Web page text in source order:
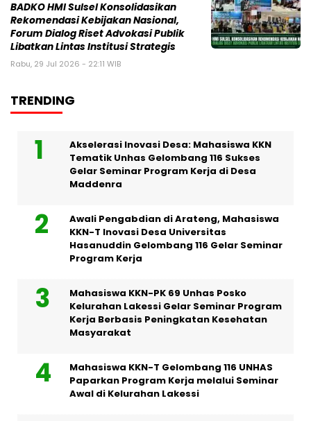
BADKO HMI Sulsel Konsolidasikan
Rekomendasi Kebijakan Nasional,
Forum Dialog Riset Advokasi Publik
Libatkan Lintas Institusi Strategis
Rabu, 29 Jul 2026 - 22:11 WIB
TRENDING
Akselerasi Inovasi Desa: Mahasiswa KKN
Tematik Unhas Gelombang 116 Sukses
Gelar Seminar Program Kerja di Desa
Maddenra
Awali Pengabdian di Arateng, Mahasiswa
KKN-T Inovasi Desa Universitas
Hasanuddin Gelombang 116 Gelar Seminar
Program Kerja
Mahasiswa KKN-PK 69 Unhas Posko
Kelurahan Lakessi Gelar Seminar Program
Kerja Berbasis Peningkatan Kesehatan
Masyarakat
Mahasiswa KKN-T Gelombang 116 UNHAS
Paparkan Program Kerja melalui Seminar
Awal di Kelurahan Lakessi